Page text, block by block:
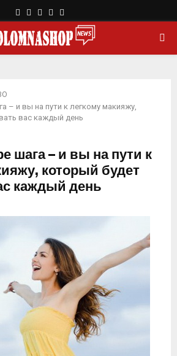
c
i
n
u
s
– и вы на пути к легкому макияжу,
вас каждый день
шага – и вы на пути к
который будет
каждый день